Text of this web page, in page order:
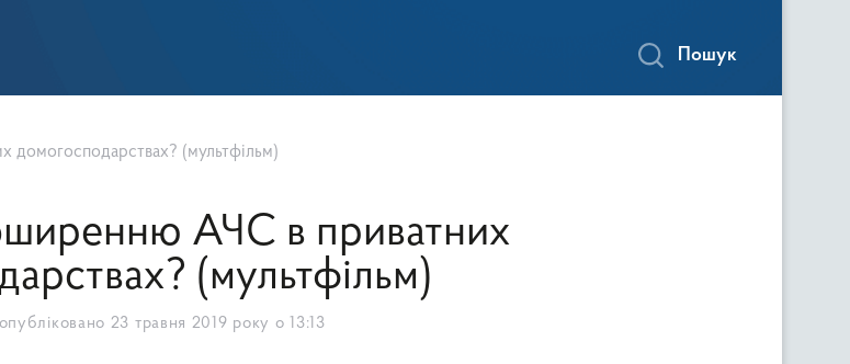
Пошук
домогосподарствах? (мультфільм)
АЧС в приватних
(мультфільм)
23 травня 2019 року о 13:13